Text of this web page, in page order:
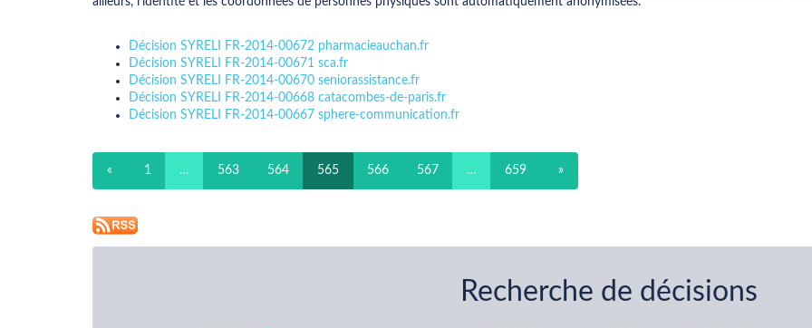
Décision SYRELI FR-2014-00672 pharmacieauchan.fr
Décision SYRELI FR-2014-00671 sca.fr
Décision SYRELI FR-2014-00670 seniorassistance.fr
Décision SYRELI FR-2014-00668 catacombes-de-paris.fr
Décision SYRELI FR-2014-00667 sphere-communication.fr
« 1 … 563 564 565 566 567 … 659 »
Recherche de décisions